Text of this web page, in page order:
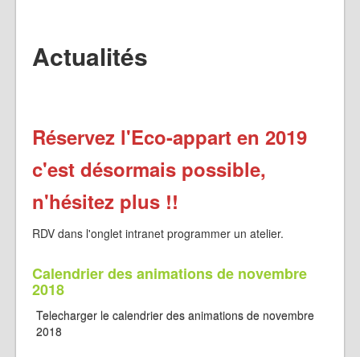
Actualités
Réservez l'Eco-appart en 2019
c'est désormais possible,
n'hésitez plus !!
RDV dans l'onglet intranet programmer un atelier.
Calendrier des animations de novembre
2018
Telecharger le calendrier des animations de novembre
2018